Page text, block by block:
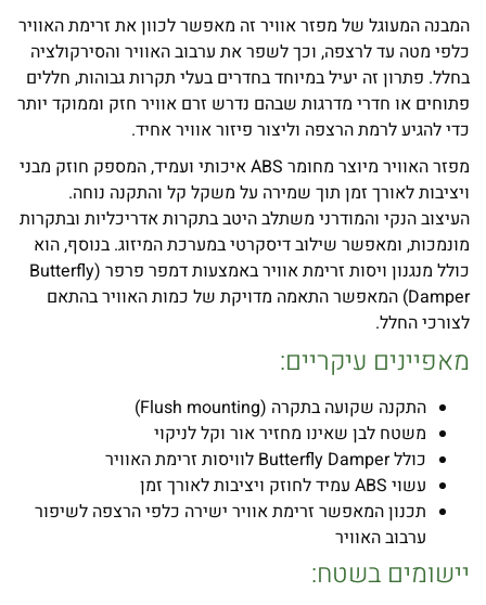
המבנה המעוגל של מפזר אוויר זה מאפשר לכוון את זרימת האוויר
כלפי מטה עד לרצפה, וכך לשפר את ערבוב האוויר והסירקולציה
בחלל. פתרון זה יעיל במיוחד בחדרים בעלי תקרות גבוהות, חללים
פתוחים או חדרי מדרגות שבהם נדרש זרם אוויר חזק וממוקד יותר
כדי להגיע לרמת הרצפה וליצור פיזור אוויר אחיד.
מפזר האוויר מיוצר מחומר ABS איכותי ועמיד, המספק חוזק מבני
ויציבות לאורך זמן תוך שמירה על משקל קל והתקנה נוחה.
העיצוב הנקי והמודרני משתלב היטב בתקרות אדריכליות ובתקרות
מונמכות, ומאפשר שילוב דיסקרטי במערכת המיזוג. בנוסף, הוא
כולל מנגנון ויסות זרימת אוויר באמצעות דמפר פרפר (Butterfly
Damper) המאפשר התאמה מדויקת של כמות האוויר בהתאם
לצורכי החלל.
מאפיינים עיקריים:
התקנה שקועה בתקרה (Flush mounting)
משטח לבן שאינו מחזיר אור וקל לניקוי
כולל Butterfly Damper לוויסות זרימת האוויר
עשוי ABS עמיד לחוזק ויציבות לאורך זמן
תכנון המאפשר זרימת אוויר ישירה כלפי הרצפה לשיפור
ערבוב האוויר
יישומים בשטח: